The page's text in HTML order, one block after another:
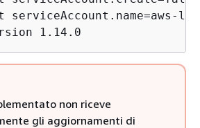
serviceAccount.name=aws-
1.14.0
non riceve
gli aggiornamenti di